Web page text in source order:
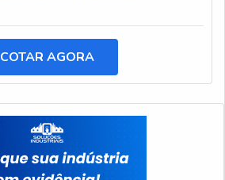
COTAR AGORA